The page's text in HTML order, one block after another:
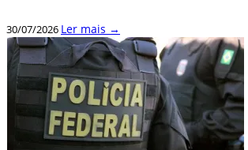
30/07/2026 Ler mais →